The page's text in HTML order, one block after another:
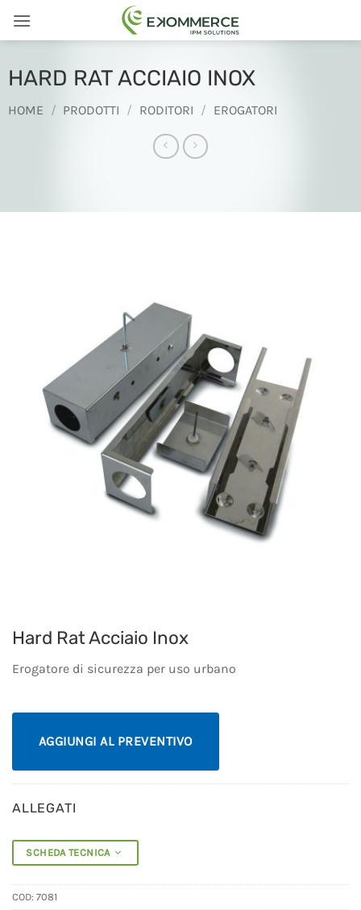
HARD RAT ACCIAIO INOX
HOME / PRODOTTI / RODITORI / EROGATORI
Hard Rat Acciaio Inox
Erogatore di sicurezza per uso urbano
AGGIUNGI AL PREVENTIVO
ALLEGATI
SCHEDA TECNICA
COD: 7081